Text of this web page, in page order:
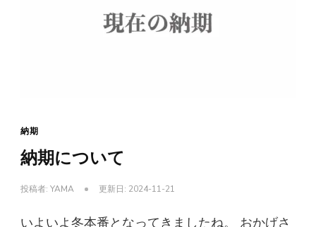
納期
納期について
投稿者: YAMA 更新日: 2024-11-21
いよいよ冬本番となってきましたね。 おかげさ